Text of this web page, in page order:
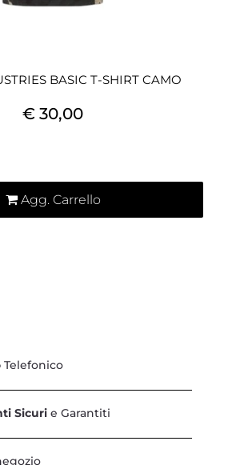
BASIC T-SHIRT CAMO
€ 30,00
Agg. Carrello
Telefonico
Sicuri e Garantiti